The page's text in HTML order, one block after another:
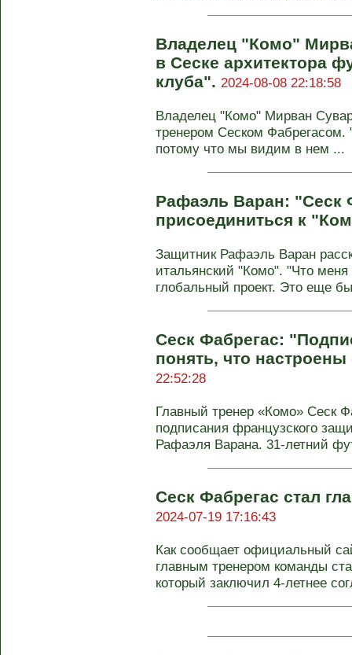
Владелец "Комо"
в Сеске архитектора
клуба". 2024-08-08 22:18:58
Владелец "Комо" Мирван
тренером Сеском Фабрегасом.
потому что мы видим в нем ...
Рафаэль Варан: "Сеск
присоединиться к
Защитник Рафаэль Варан
итальянский "Комо". "Что
глобальный проект. Это еще
Сеск Фабрегас:
понять, что
22:52:28
Главный тренер «Комо» Сеск
подписания французского
Рафаэля Варана. 31-летний
Сеск Фабрегас стал
2024-07-19 17:16:43
Как сообщает официальный
главным тренером команды
который заключил 4-летнее